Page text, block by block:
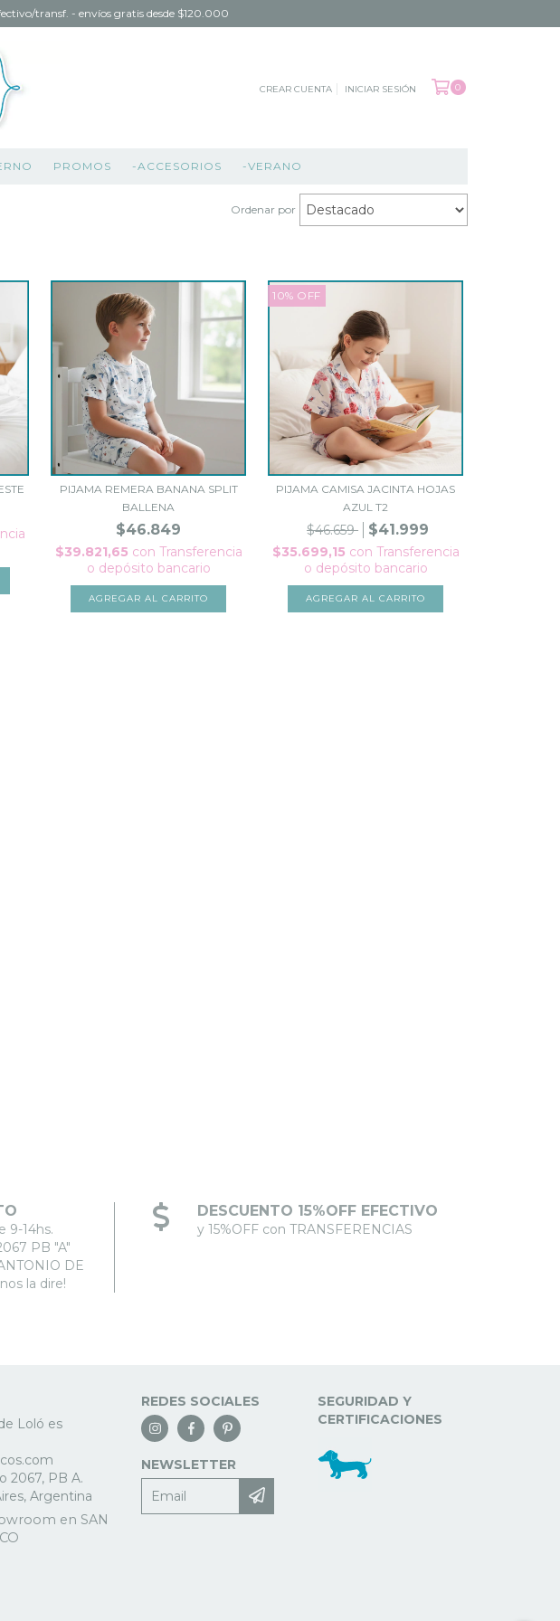
transf. - envíos gratis desde $120.000
CREAR CUENTA INICIAR SESIÓN 0
PROMOS -ACCESORIOS -VERANO
Ordenar por
PIJAMA REMERA BANANA SPLIT
BALLENA
$46.849
$39.821,65 con Transferencia
o depósito bancario
AGREGAR AL CARRITO
10% OFF
PIJAMA CAMISA JACINTA HOJAS
AZUL T2
$46.659 $41.999
$35.699,15 con Transferencia
o depósito bancario
AGREGAR AL CARRITO
9-14hs.
PB "A"
DE
la dire!
DESCUENTO 15%OFF EFECTIVO
y 15%OFF con TRANSFERENCIAS
Loló es
2067, PB A.
Argentina
REDES SOCIALES
NEWSLETTER
SEGURIDAD Y
CERTIFICACIONES